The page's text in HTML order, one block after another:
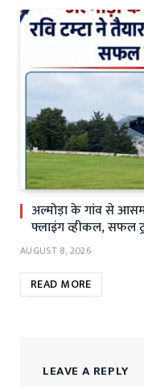
अल्मोड़ा के गांव से
फ्लाइंग व्हीकल, सफल
AUGUST 8, 2026
READ MORE
LEAVE A REPLY